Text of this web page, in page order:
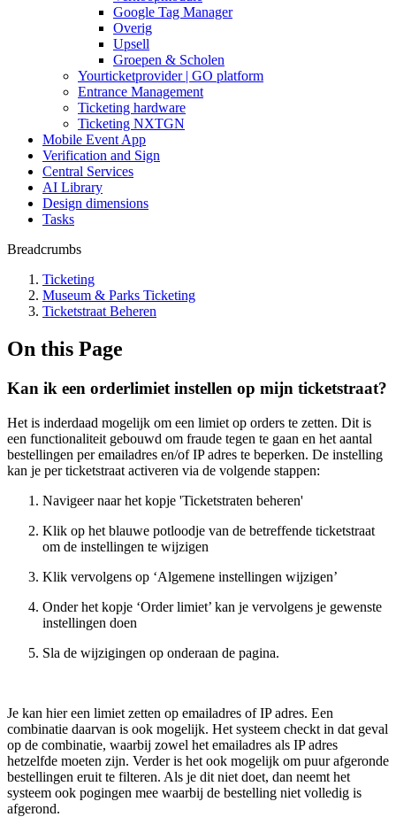
Google Tag Manager
Overig
Upsell
Groepen & Scholen
Yourticketprovider | GO platform
Entrance Management
Ticketing hardware
Ticketing NXTGN
Mobile Event App
Verification and Sign
Central Services
AI Library
Design dimensions
Tasks
Breadcrumbs
Ticketing
Museum & Parks Ticketing
Ticketstraat Beheren
On this Page
Kan ik een orderlimiet instellen op mijn ticketstraat?
Het is inderdaad mogelijk om een limiet op orders te zetten. Dit is
een functionaliteit gebouwd om fraude tegen te gaan en het aantal
bestellingen per emailadres en/of IP adres te beperken. De instelling
kan je per ticketstraat activeren via de volgende stappen:
Navigeer naar het kopje 'Ticketstraten beheren'
Klik op het blauwe potloodje van de betreffende ticketstraat
om de instellingen te wijzigen
Klik vervolgens op ‘Algemene instellingen wijzigen’
Onder het kopje ‘Order limiet’ kan je vervolgens je gewenste
instellingen doen
Sla de wijzigingen op onderaan de pagina.
Je kan hier een limiet zetten op emailadres of IP adres. Een
combinatie daarvan is ook mogelijk. Het systeem checkt in dat geval
op de combinatie, waarbij zowel het emailadres als IP adres
hetzelfde moeten zijn. Verder is het ook mogelijk om puur afgeronde
bestellingen eruit te filteren. Als je dit niet doet, dan neemt het
systeem ook pogingen mee waarbij de bestelling niet volledig is
afgerond.